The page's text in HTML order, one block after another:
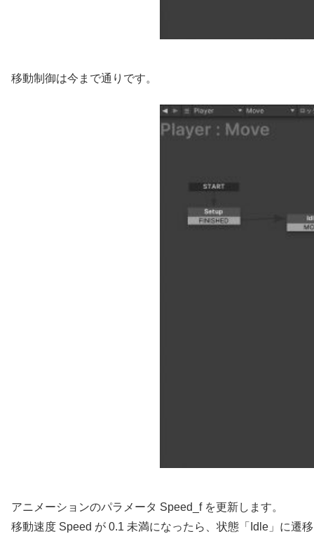
移動制御は今まで通りです。
アニメーションのパラメータ Speed_f を更新します。
移動速度 Speed が 0.1 未満になったら、状態「Idle」に遷